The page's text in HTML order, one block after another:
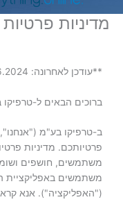
מדיניות פרטיות
**עודכן לאחרונה: 04.06.2024**
ברוכים הבאים ל-
ב-טרפיקו בע"מ
פרטיותכם. מדיניות
משתמשים, חושפים
("האפליקציה"). אנא